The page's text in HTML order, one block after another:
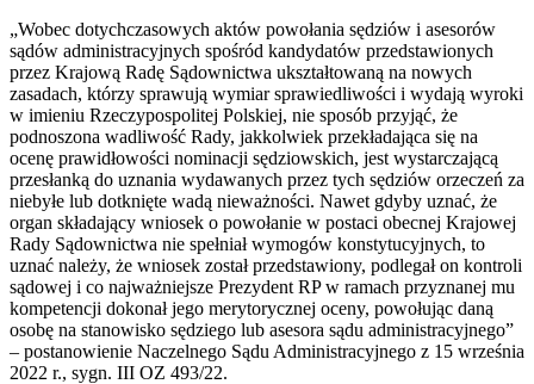
„Wobec dotychczasowych aktów powołania sędziów i asesorów
sądów administracyjnych spośród kandydatów przedstawionych
przez Krajową Radę Sądownictwa ukształtowaną na nowych
zasadach, którzy sprawują wymiar sprawiedliwości i wydają wyroki
w imieniu Rzeczypospolitej Polskiej, nie sposób przyjąć, że
podnoszona wadliwość Rady, jakkolwiek przekładająca się na
ocenę prawidłowości nominacji sędziowskich, jest wystarczającą
przesłanką do uznania wydawanych przez tych sędziów orzeczeń za
niebyłe lub dotknięte wadą nieważności. Nawet gdyby uznać, że
organ składający wniosek o powołanie w postaci obecnej Krajowej
Rady Sądownictwa nie spełniał wymogów konstytucyjnych, to
uznać należy, że wniosek został przedstawiony, podlegał on kontroli
sądowej i co najważniejsze Prezydent RP w ramach przyznanej mu
kompetencji dokonał jego merytorycznej oceny, powołując daną
osobę na stanowisko sędziego lub asesora sądu administracyjnego”
– postanowienie Naczelnego Sądu Administracyjnego z 15 września
2022 r., sygn. III OZ 493/22.